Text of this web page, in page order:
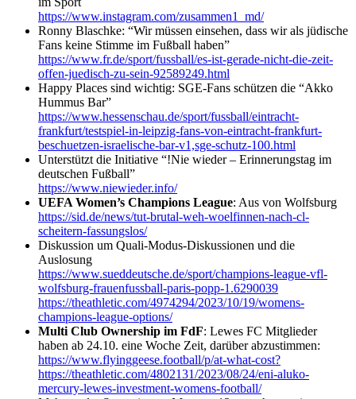
https://www.instagram.com/zusammen1_md/
Ronny Blaschke: “Wir müssen einsehen, dass wir als jüdische
Fans keine Stimme im Fußball haben”
https://www.fr.de/sport/fussball/es-ist-gerade-nicht-die-zeit-
offen-juedisch-zu-sein-92589249.html
Happy Places sind wichtig: SGE-Fans schützen die “Akko
Hummus Bar”
https://www.hessenschau.de/sport/fussball/eintracht-
frankfurt/testspiel-in-leipzig-fans-von-eintracht-frankfurt-
beschuetzen-israelische-bar-v1,sge-schutz-100.html
Unterstützt die Initiative “!Nie wieder – Erinnerungstag im
deutschen Fußball”
https://www.niewieder.info/
UEFA Women’s Champions League: Aus von Wolfsburg
https://sid.de/news/tut-brutal-weh-woelfinnen-nach-cl-
scheitern-fassungslos/
Diskussion um Quali-Modus-Diskussionen und die
Auslosung
https://www.sueddeutsche.de/sport/champions-league-vfl-
wolfsburg-frauenfussball-paris-popp-1.6290039
https://theathletic.com/4974294/2023/10/19/womens-
champions-league-options/
Multi Club Ownership im FdF: Lewes FC Mitglieder
haben ab 24.10. eine Woche Zeit, darüber abzustimmen:
https://www.flyinggeese.football/p/at-what-cost?
https://theathletic.com/4802131/2023/08/24/eni-aluko-
mercury-lewes-investment-womens-football/